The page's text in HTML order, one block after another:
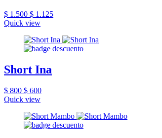
$ 1.500 $ 1.125
Quick view
Short Ina
$ 800 $ 600
Quick view